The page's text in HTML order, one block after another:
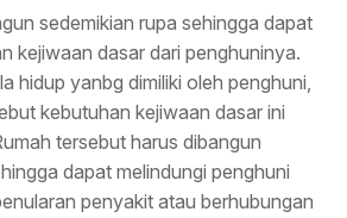
sedemikian rupa sehingga dapat
kejiwaan dasar dari penghuninya.
hidup yanbg dimiliki oleh penghuni,
kebutuhan kejiwaan dasar ini
tersebut harus dibangun
dapat melindungi penghuni
penyakit atau berhubungan